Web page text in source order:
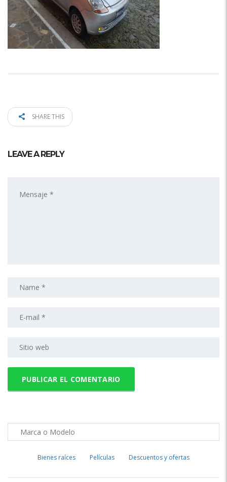
SHARE THIS
LEAVE A REPLY
Bienes raíces Películas Descuentos y ofertas